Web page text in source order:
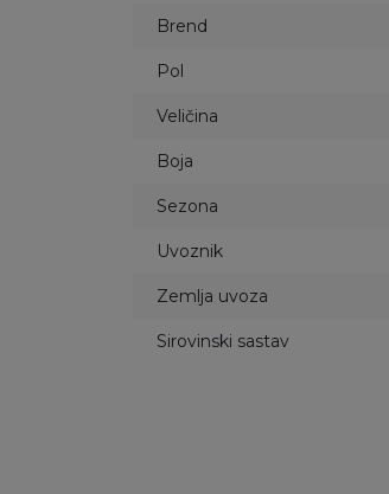
Brend
Pol
Veličina
Boja
Sezona
Uvoznik
Zemlja uvoza
Sirovinski sastav